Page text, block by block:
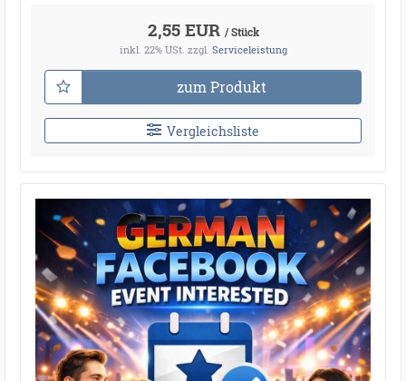
2,55 EUR / Stück
inkl. 22% USt. zzgl. Serviceleistung
zum Produkt
Vergleichsliste